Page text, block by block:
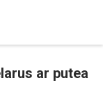
ar putea